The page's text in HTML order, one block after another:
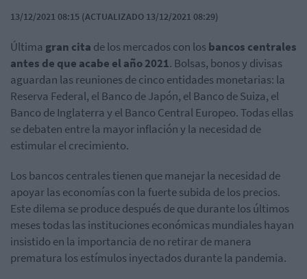
13/12/2021 08:15 (ACTUALIZADO 13/12/2021 08:29)
Última gran cita de los mercados con losbancos centrales
antes de que acabe el año 2021. Bolsas, bonos y divisas
aguardan las reuniones de cinco entidades monetarias: la
Reserva Federal, el Banco de Japón, el Banco de Suiza, el
Banco de Inglaterra y el Banco Central Europeo. Todas ellas
se debaten entre la mayor inflación y la necesidad de
estimular el crecimiento.
Los bancos centrales tienen que manejar la necesidad de
apoyar las economías con la fuerte subida de los precios.
Este dilema se produce después de que durante los últimos
meses todas las instituciones económicas mundiales hayan
insistido en la importancia de no retirar de manera
prematura los estímulos inyectados durante la pandemia.